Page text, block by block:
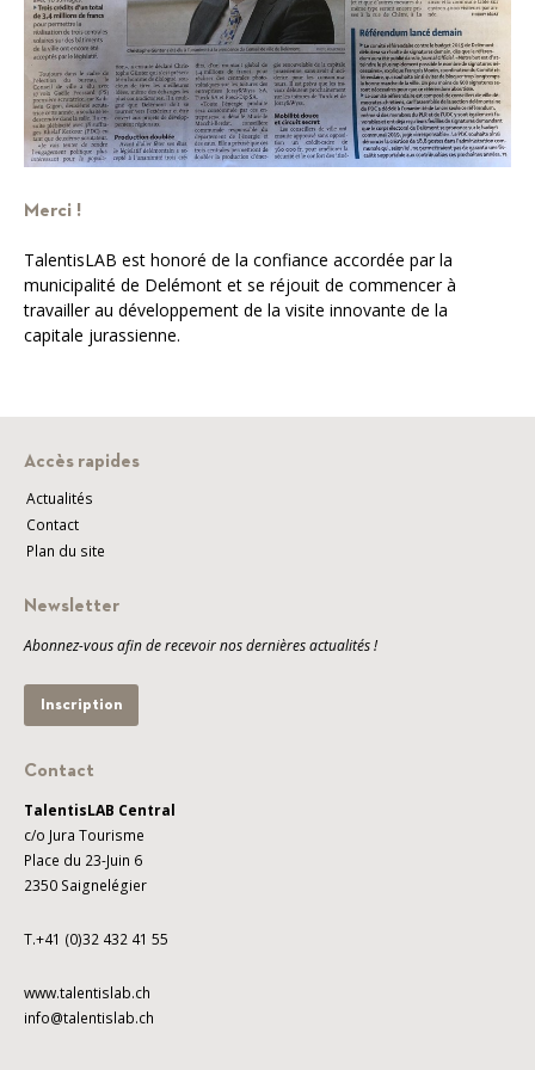
Merci !
TalentisLAB est honoré de la confiance accordée par la
municipalité de Delémont et se réjouit de commencer à
travailler au développement de la visite innovante de la
capitale jurassienne.
Accès rapides
Actualités
Contact
Plan du site
Newsletter
Abonnez-vous afin de recevoir nos dernières actualités !
Inscription
Contact
TalentisLAB Central
c/o Jura Tourisme
Place du 23-Juin 6
2350 Saignelégier
T.+41 (0)32 432 41 55
www.talentislab.ch
info@talentislab.ch